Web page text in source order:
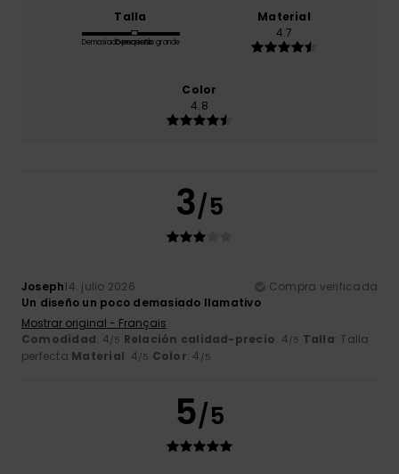
Talla
Demasiado pequeño
Demasiado grande
Material
4.7
Color
4.8
3/5
Joseph14. julio 2026
Compra verificada
Un diseño un poco demasiado llamativo
Mostrar original - Français
Comodidad: 4/5 Relación calidad-precio: 4/5 Talla: Talla
perfecta Material: 4/5 Color: 4 /5
5/5